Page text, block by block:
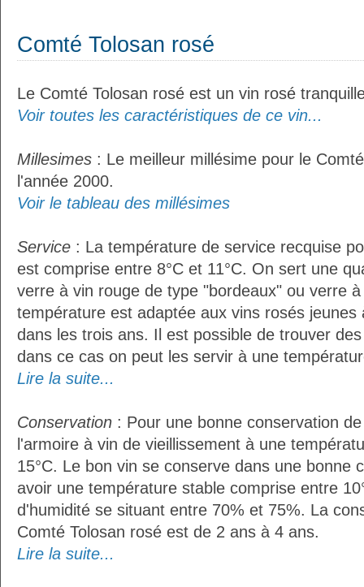
Comté Tolosan rosé
Le Comté Tolosan rosé est un vin rosé
Voir toutes les caractéristiques de ce vin...
Millesimes : Le meilleur millésime pour le
l'année 2000.
Voir le tableau des millésimes
Service : La température de service recquise
est comprise entre 8°C et 11°C. On sert une
verre à vin rouge de type "bordeaux" ou verre
température est adaptée aux vins rosés jeunes
dans les trois ans. Il est possible de trouver
dans ce cas on peut les servir à une
Lire la suite...
Conservation : Pour une bonne conservation
l'armoire à vin de vieillissement à une
15°C. Le bon vin se conserve dans une bonne
avoir une température stable comprise entre
d'humidité se situant entre 70% et 75%. La
Comté Tolosan rosé est de 2 ans à 4 ans.
Lire la suite...